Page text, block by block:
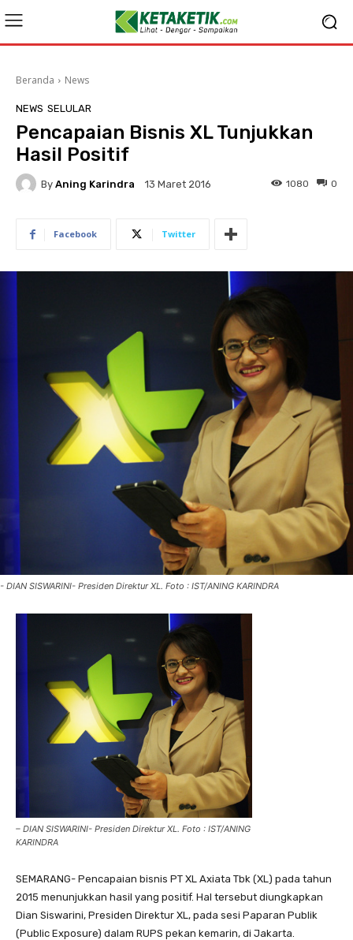
Beranda News
NEWS SELULAR
Pencapaian Bisnis XL Tunjukkan
Hasil Positif
By Aning Karindra 13 Maret 2016 0
1080
Facebook Twitter
- DIAN SISWARINI- Presiden Direktur XL. Foto : IST/ANING KARINDRA
– DIAN SISWARINI- Presiden Direktur XL. Foto : IST/ANING
KARINDRA
SEMARANG- Pencapaian bisnis PT XL Axiata Tbk (XL) pada tahun
2015 menunjukkan hasil yang positif. Hal tersebut diungkapkan
Dian Siswarini, Presiden Direktur XL, pada sesi Paparan Publik
(Public Exposure) dalam RUPS pekan kemarin, di Jakarta.